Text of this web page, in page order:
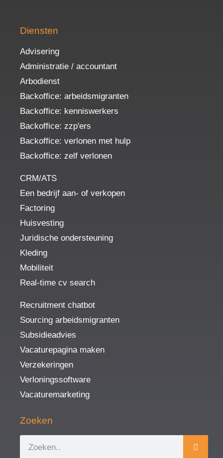
Diensten
Advisering
Administratie / accountant
Arbodienst
Backoffice: arbeidsmigranten
Backoffice: kenniswerkers
Backoffice: zzp'ers
Backoffice: verlonen met hulp
Backoffice: zelf verlonen
CRM/ATS
Een bedrijf aan- of verkopen
Factoring
Huisvesting
Juridische ondersteuning
Kleding
Mobiliteit
Real-time cv search
Recruitment chatbot
Sourcing arbeidsmigranten
Subsidieadvies
Vacaturepagina maken
Verzekeringen
Verloningssoftware
Vacaturemarketing
Zoeken